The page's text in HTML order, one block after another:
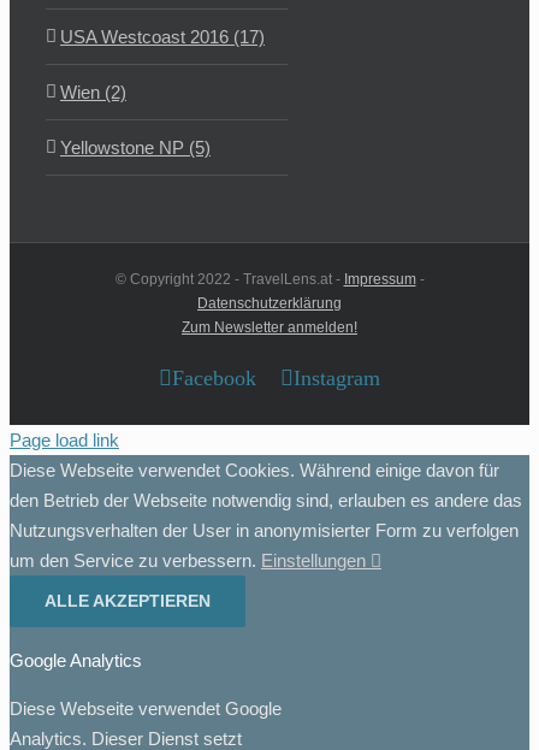
USA Westcoast 2016 (17)
Wien (2)
Yellowstone NP (5)
© Copyright 2022 - TravelLens.at - Impressum-
Datenschutzerklärung
Zum Newsletter anmelden!
Facebook Instagram
Page load link
Diese Webseite verwendet Cookies. Während einige davon für
den Betrieb der Webseite notwendig sind, erlauben es andere das
Nutzungsverhalten der User in anonymisierter Form zu verfolgen
um den Service zu verbessern. Einstellungen
ALLE AKZEPTIEREN
Google Analytics
Diese Webseite verwendet Google
Analytics. Dieser Dienst setzt